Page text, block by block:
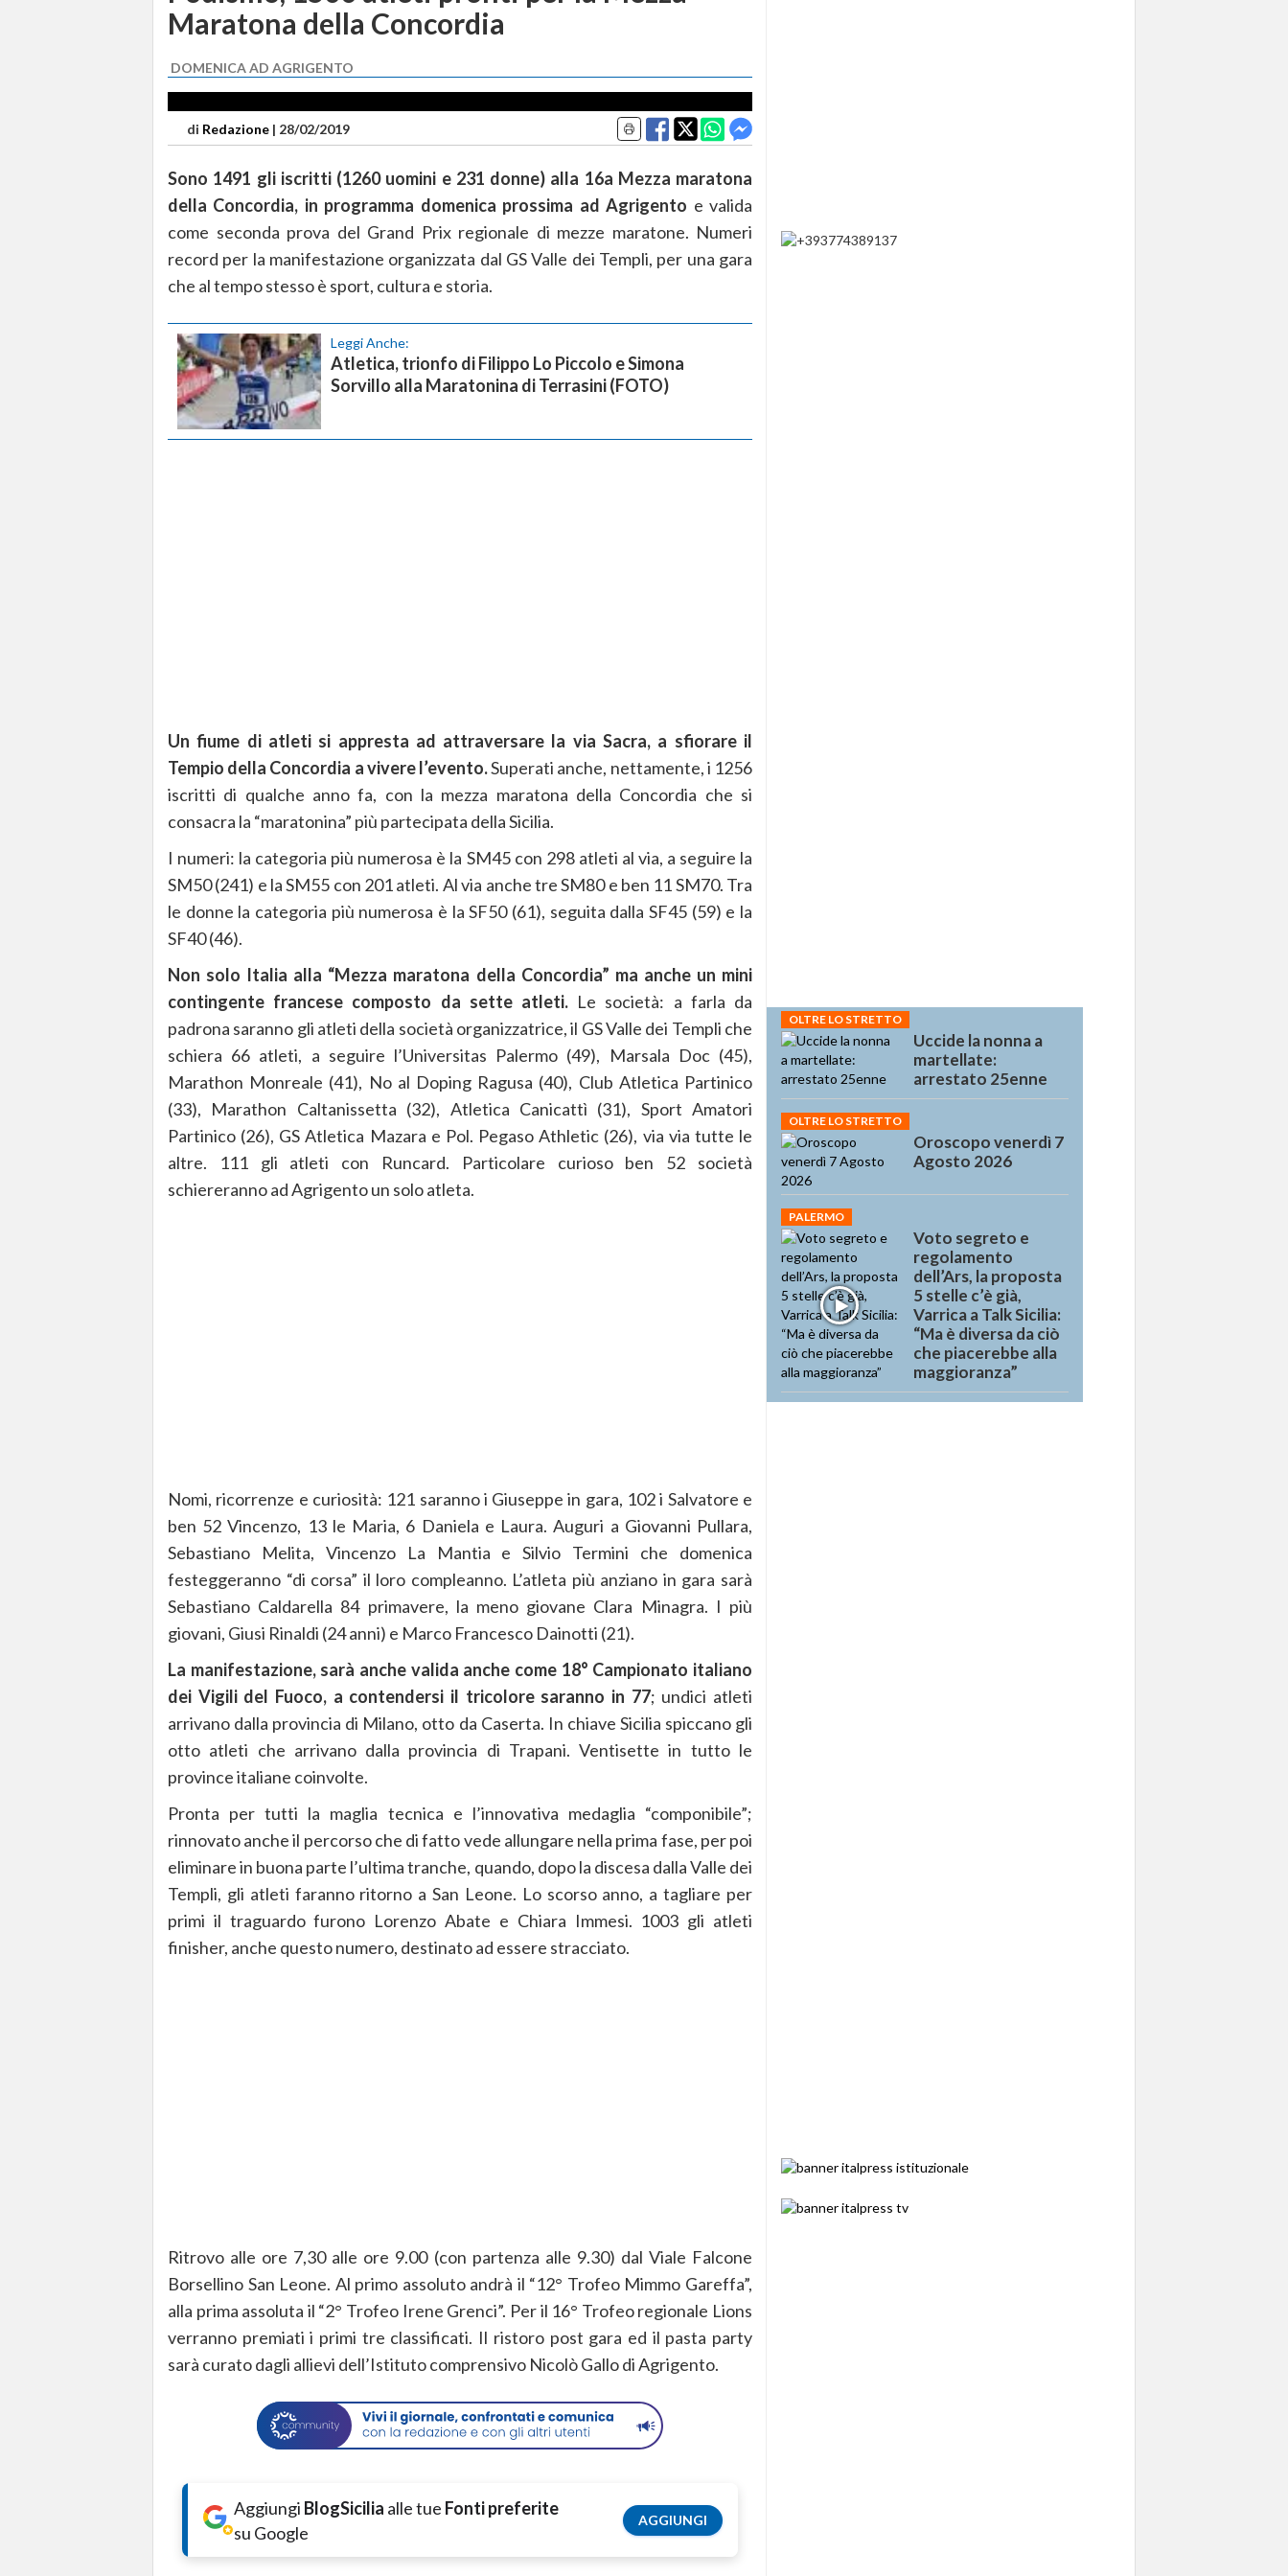
Maratona della Concordia
DOMENICA AD AGRIGENTO
di Redazione | 28/02/2019
Sono 1491 gli iscritti (1260 uomini e 231 donne) alla 16a Mezza maratona
della Concordia, in programma domenica prossima ad Agrigento e valida
come seconda prova del Grand Prix regionale di mezze maratone. Numeri
record per la manifestazione organizzata dal GS Valle dei Templi, per una gara
che al tempo stesso è sport, cultura e storia.
Leggi Anche:
Atletica, trionfo di Filippo Lo Piccolo e Simona
Sorvillo alla Maratonina di Terrasini (FOTO)
Un fiume di atleti si appresta ad attraversare la via Sacra, a sfiorare il
Tempio della Concordia a vivere l’evento.Superati anche, nettamente, i 1256
iscritti di qualche anno fa, con la mezza maratona della Concordia che si
consacra la “maratonina” più partecipata della Sicilia.
I numeri: la categoria più numerosa è la SM45 con 298 atleti al via, a seguire la
SM50 (241) e la SM55 con 201 atleti. Al via anche tre SM80 e ben 11 SM70. Tra
le donne la categoria più numerosa è la SF50 (61), seguita dalla SF45 (59) e la
SF40 (46).
Non solo Italia alla “Mezza maratona della Concordia” ma anche un mini
contingente francese composto da sette atleti. Le società: a farla da
padrona saranno gli atleti della società organizzatrice, il GS Valle dei Templi che
schiera 66 atleti, a seguire l’Universitas Palermo (49), Marsala Doc (45),
Marathon Monreale (41), No al Doping Ragusa (40), Club Atletica Partinico
(33), Marathon Caltanissetta (32), Atletica Canicattì (31), Sport Amatori
Partinico (26), GS Atletica Mazara e Pol. Pegaso Athletic (26), via via tutte le
altre. 111 gli atleti con Runcard. Particolare curioso ben 52 società
schiereranno ad Agrigento un solo atleta.
Nomi, ricorrenze e curiosità: 121 saranno i Giuseppe in gara, 102 i Salvatore e
ben 52 Vincenzo, 13 le Maria, 6 Daniela e Laura. Auguri a Giovanni Pullara,
Sebastiano Melita, Vincenzo La Mantia e Silvio Termini che domenica
festeggeranno “di corsa” il loro compleanno. L’atleta più anziano in gara sarà
Sebastiano Caldarella 84 primavere, la meno giovane Clara Minagra. I più
giovani, Giusi Rinaldi (24 anni) e Marco Francesco Dainotti (21).
La manifestazione, sarà anche valida anche come 18° Campionato italiano
dei Vigili del Fuoco, a contendersi il tricolore saranno in 77; undici atleti
arrivano dalla provincia di Milano, otto da Caserta. In chiave Sicilia spiccano gli
otto atleti che arrivano dalla provincia di Trapani. Ventisette in tutto le
province italiane coinvolte.
Pronta per tutti la maglia tecnica e l’innovativa medaglia “componibile”;
rinnovato anche il percorso che di fatto vede allungare nella prima fase, per poi
eliminare in buona parte l’ultima tranche, quando, dopo la discesa dalla Valle dei
Templi, gli atleti faranno ritorno a San Leone. Lo scorso anno, a tagliare per
primi il traguardo furono Lorenzo Abate e Chiara Immesi. 1003 gli atleti
finisher, anche questo numero, destinato ad essere stracciato.
Ritrovo alle ore 7,30 alle ore 9.00 (con partenza alle 9.30) dal Viale Falcone
Borsellino San Leone. Al primo assoluto andrà il “12° Trofeo Mimmo Gareffa”,
alla prima assoluta il “2° Trofeo Irene Grenci”. Per il 16° Trofeo regionale Lions
verranno premiati i primi tre classificati. Il ristoro post gara ed il pasta party
sarà curato dagli allievi dell’Istituto comprensivo Nicolò Gallo di Agrigento.
Aggiungi BlogSicilia alle tue Fonti preferite
su Google
AGGIUNGI
OLTRE LO STRETTO
Uccide la nonna a
martellate:
arrestato 25enne
OLTRE LO STRETTO
Oroscopo venerdì 7
Agosto 2026
PALERMO
Voto segreto e
regolamento
dell’Ars, la proposta
5 stelle c’è già,
Varrica a Talk Sicilia:
“Ma è diversa da ciò
che piacerebbe alla
maggioranza”